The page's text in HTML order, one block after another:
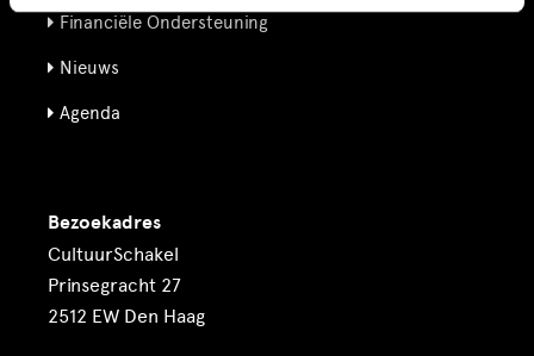
Financiële Ondersteuning
Nieuws
Agenda
Bezoekadres
CultuurSchakel
Prinsegracht 27
2512 EW Den Haag